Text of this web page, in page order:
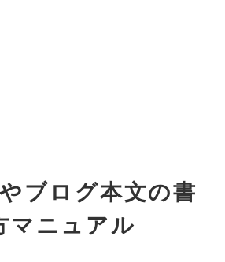
ブログ本文の書
マニュアル